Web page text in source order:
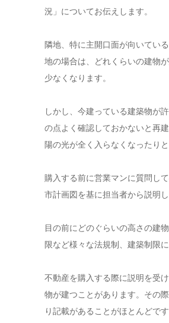
況」についてお伝えします。
隣地、特に主開口面が向いてい
地の場合は、どれくらいの建物
少なくなります。
しかし、今建っている建築物が
の点よく確認しておかないと再
陽の光が全く入らなくなったり
購入する前に営業マンに質問し
市計画図を基に担当者から説明
目の前にどのぐらいの高さの建
限など様々な法規制、建築制限
不動産を購入する際に説明を受
物が建つことがあります。その
り記載があることがほとんどです